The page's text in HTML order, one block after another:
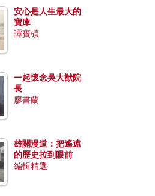
安心是人生最大的
寶庫
譚寶碩
一起懷念吳大猷院
長
廖書蘭
雄關漫道：把遙遠
的歷史拉到眼前
編輯精選